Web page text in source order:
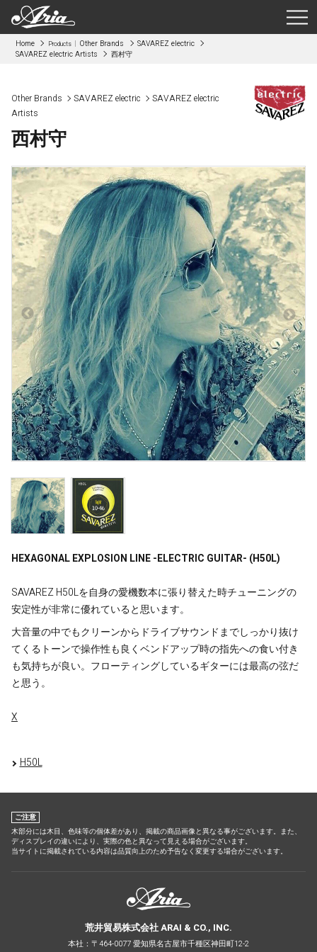
Home Products Other Brands
SAVAREZ electric
SAVAREZ electric Artists
西村守
Other Brands SAVAREZ electric
SAVAREZ electric
Artists
西村守
HEXAGONAL EXPLOSION LINE -ELECTRIC GUITAR- (H50L)
SAVAREZ H50Lを自身の愛機数本に張り替えた時チューニングの
安定性が非常に優れていると思います。
大音量の中でもクリーンからドライブサウンドまでしっかり抜け
てくるトーンで操作性も良くベンドアップ時の指先への食い付き
も気持ちが良い。フローティングしているギターには最高の弦だ
と思う。
X
H50L
ご注意
木部分には木目、色味等の個体差があり、掲載の商品画像と異なる事がございます。また、
ディスプレイの違いにより、実際の色と異なって見える場合がございます。
当サイトに掲載されている内容は品質向上のため予告なく変更する場合がございます。
荒井貿易株式会社 ARAI & CO., INC.
本社：〒464-0077 愛知県名古屋市千種区神田町12-2